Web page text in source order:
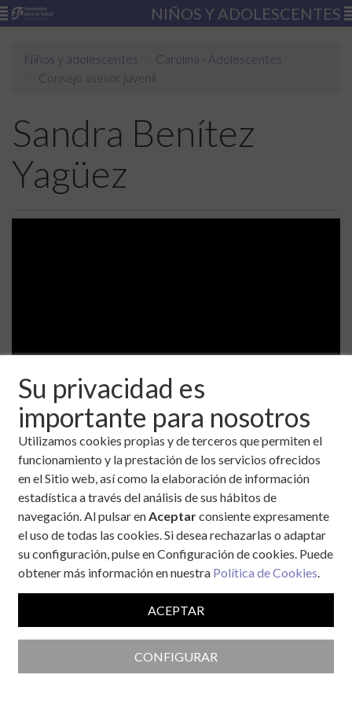
Su privacidad es
importante para nosotros
Utilizamos cookies propias y de terceros que permiten el
funcionamiento y la prestación de los servicios ofrecidos
en el Sitio web, así como la elaboración de información
estadística a través del análisis de sus hábitos de
navegación. Al pulsar enAceptarconsiente expresamente
el uso de todas las cookies. Si desea rechazarlas o adaptar
su configuración, pulse en Configuración de cookies. Puede
obtener más información en nuestra Política de Cookies.
ACEPTAR
CONFIGURAR
NIÑOS Y ADOLESCENTES
Niños y adolescentes
Carolina - Adolescentes
Consejo asesor juvenil
Sandra Benítez
Yagüez
Colaborador de la Fundación